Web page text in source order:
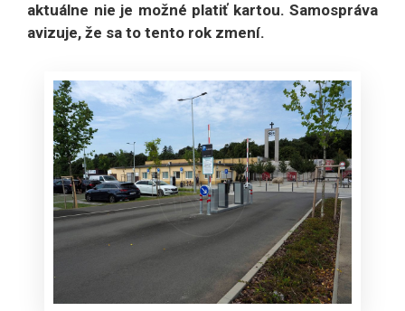
aktuálne nie je možné platiť kartou. Samospráva
avizuje, že sa to tento rok zmení.